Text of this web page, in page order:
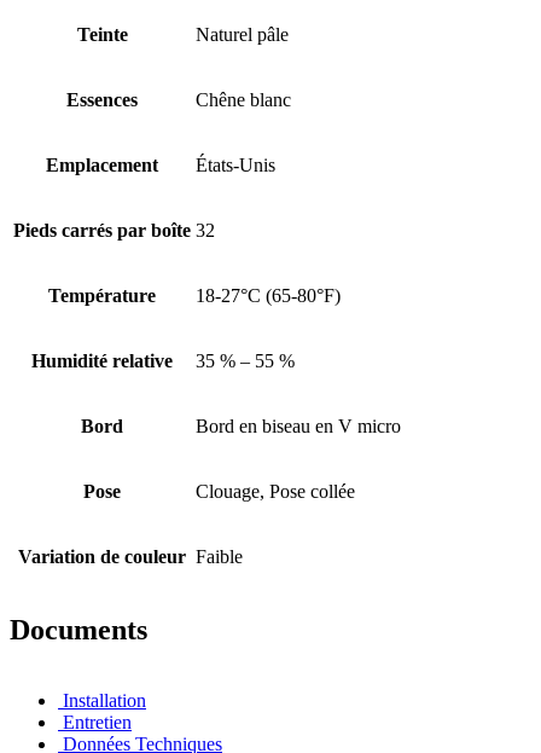
Teinte Naturel pâle
Essences Chêne blanc
Emplacement États-Unis
Pieds carrés par boîte 32
Température 18-27°C (65-80°F)
Humidité relative 35 % – 55 %
Bord Bord en biseau en V micro
Pose Clouage, Pose collée
Variation de couleur Faible
Documents
Installation
Entretien
Données Techniques